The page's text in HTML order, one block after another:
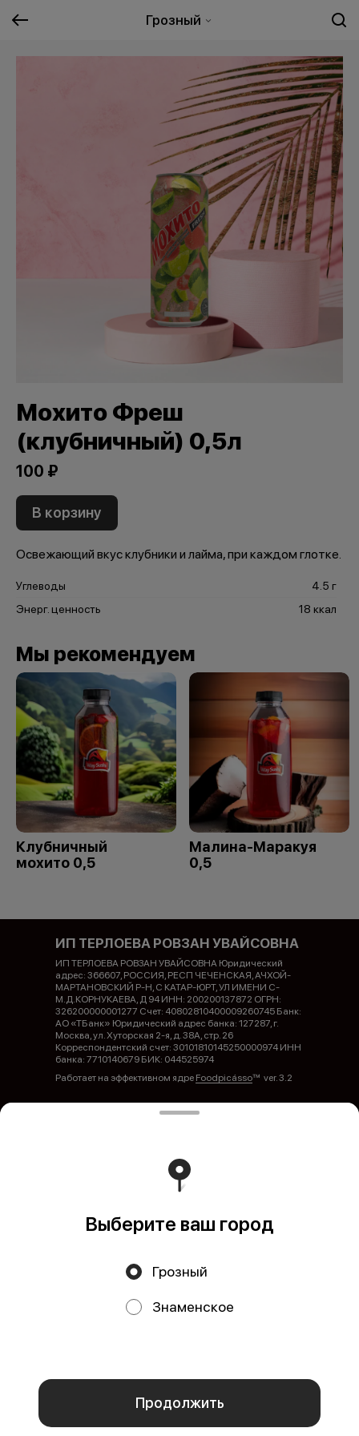
Грозный
аналитических сервисов согласно нашейполитике
конфиденциальности
Мохито Фреш
(клубничный) 0,5л
100 ₽
В корзину
Освежающий вкус клубники и лайма, при каждом глотке.
Углеводы
4.5 г
Энерг. ценность
18 ккал
Мы рекомендуем
Клубничный
мохито 0,5
Малина-Маракуя
0,5
ИП ТЕРЛОЕВА РОВЗАН УВАЙСОВНА
ИП ТЕРЛОЕВА РОВЗАН УВАЙСОВНА Юридический
адрес: 366607, РОССИЯ, РЕСП ЧЕЧЕНСКАЯ, АЧХОЙ-
МАРТАНОВСКИЙ Р-Н, С КАТАР-ЮРТ, УЛ ИМЕНИ С-
М.Д.КОРНУКАЕВА, Д 94 ИНН: 200200137872 ОГРН:
326200000001277 Счет: 40802810400009260745 Банк:
АО «ТБанк» Юридический адрес банка: 127287, г.
Москва, ул. Хуторская 2-я, д. 38А, стр. 26
Корреспондентский счет: 30101810145250000974 ИНН
банка: 7710140679 БИК: 044525974
Работает на эффективном ядре Foodpicássover. 3.2
Публичная оферта
Выберите ваш город
Грозный
Знаменское